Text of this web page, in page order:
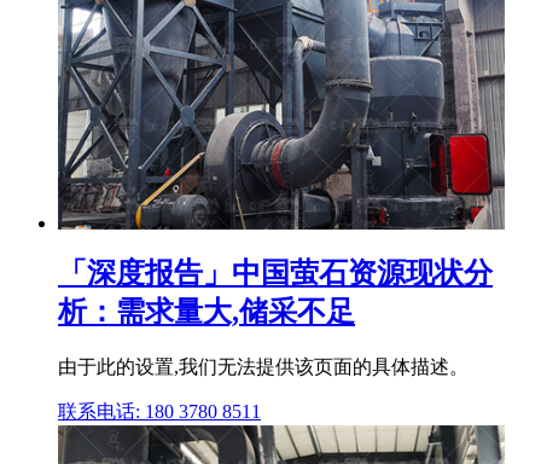
「深度报告」中国萤石资源现状分
析：需求量大,储采不足
由于此的设置,我们无法提供该页面的具体描述。
联系电话: 180 3780 8511